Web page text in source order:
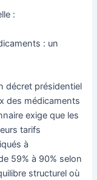
:
: un
décret présidentiel
des médicaments
exige que les
tarifs
à
59% à 90% selon
structurel où